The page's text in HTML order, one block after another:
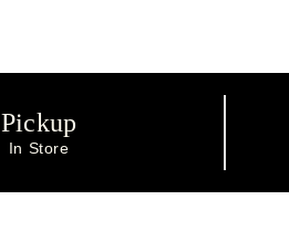
Pickup
In Store